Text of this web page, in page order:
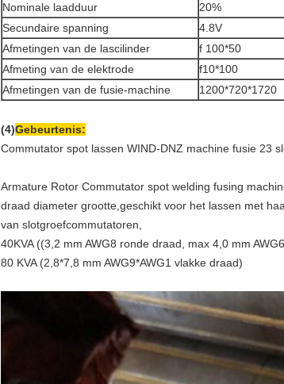
Nominale laadduur
20%
Secundaire spanning
4.8V
Afmetingen van de lascilinder
f 100*50
Afmeting van de elektrode
f10*100
Afmetingen van de fusie-machine
1200*720*1720
(4)Gebeurtenis:
Commutator spot lassen WIND-DNZ machine fusie 23
Armature Rotor Commutator spot welding fusing
draad diameter grootte,geschikt voor het lassen met
van slotgroefcommutatoren,
40KVA ((3,2 mm AWG8 ronde draad, max 4,0 mm
80 KVA (2,8*7,8 mm AWG9*AWG1 vlakke draad)